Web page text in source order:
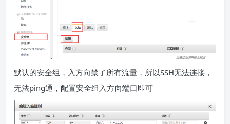
默认的安全组，入方向禁了所有流量，所以SSH无法连接，
无法ping通，配置安全组入方向端口即可